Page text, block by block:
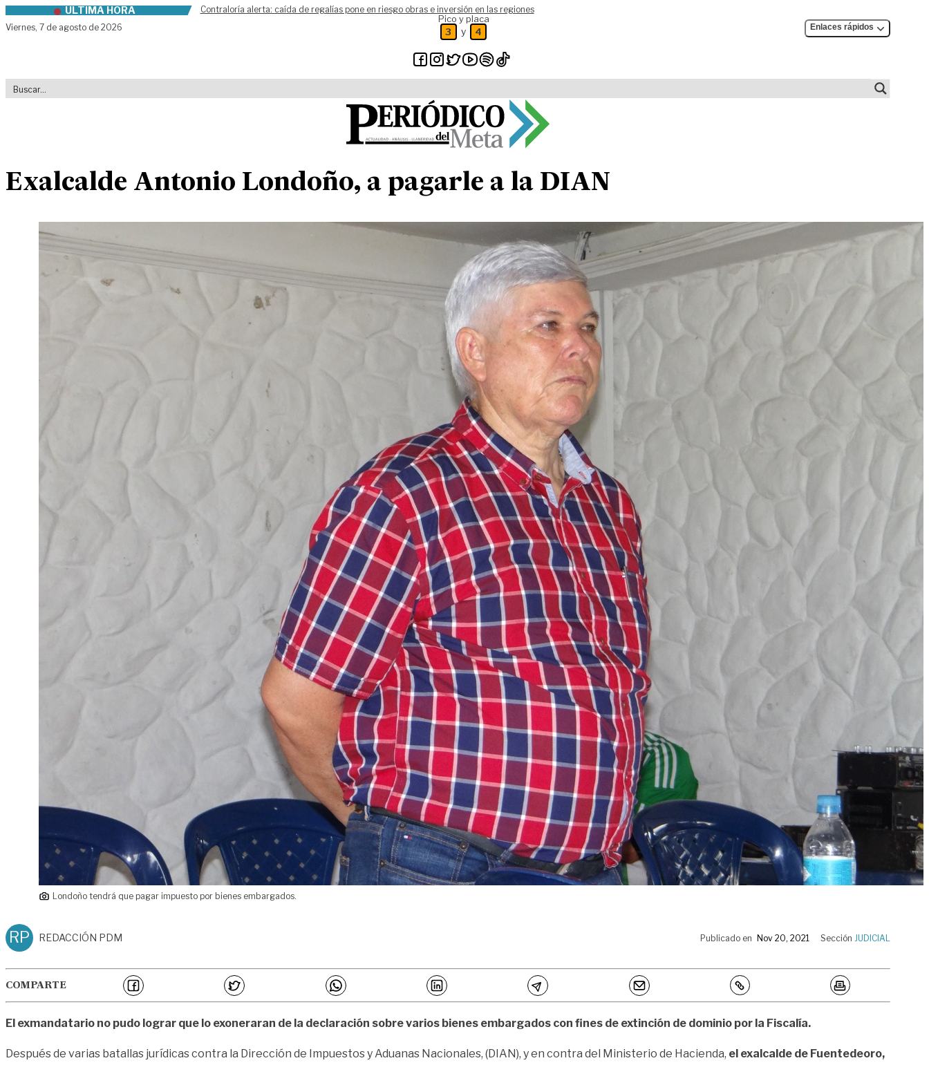
Skip to contentÚLTIMA HORA
Contraloría alerta: caída de regalías pone en riesgo obras e inversión en las regiones
Viernes, 7 de agosto de 2026
Pico y placa
3 y 4 Enlaces rápidos
Exalcalde Antonio Londoño, a pagarle a la DIAN
Londoño tendrá que pagar impuesto por bienes embargados.
RP REDACCIÓN PDM Publicado en Nov 20, 2021 Sección JUDICIAL
COMPARTE
El exmandatario no pudo lograr que lo exoneraran de la declaración sobre varios bienes embargados con fines de extinción de dominio por la Fiscalía.
Después de varias batallas jurídicas contra la Dirección de Impuestos y Aduanas Nacionales, (DIAN), y en contra del Ministerio de Hacienda, el exalcalde de Fuentedeoro,